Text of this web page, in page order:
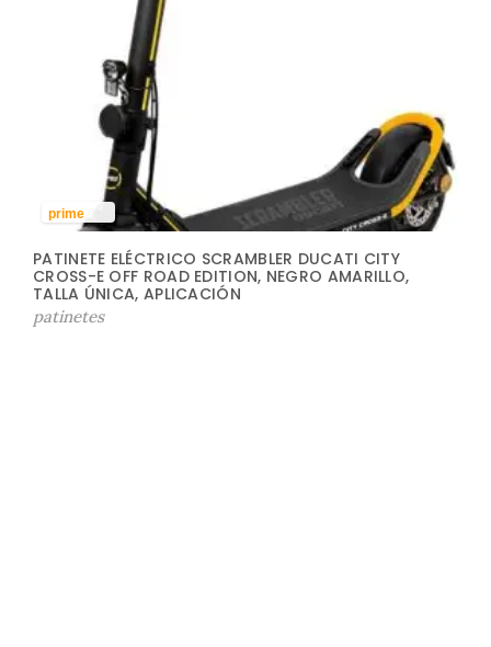
prime
PATINETE ELÉCTRICO SCRAMBLER DUCATI CITY
CROSS-E OFF ROAD EDITION, NEGRO AMARILLO,
TALLA ÚNICA, APLICACIÓN
patinetes